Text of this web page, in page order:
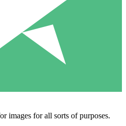
images for all sorts of purposes.